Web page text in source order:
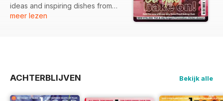
ideas and inspiring dishes from
Morocco and Sardinia, plus a
meer lezen
ACHTERBLIJVEN Bekijk alle